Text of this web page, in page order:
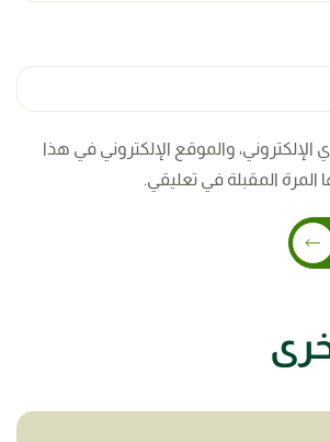
والموقع الإلكتروني في هذا
المقبلة في تعليقي.